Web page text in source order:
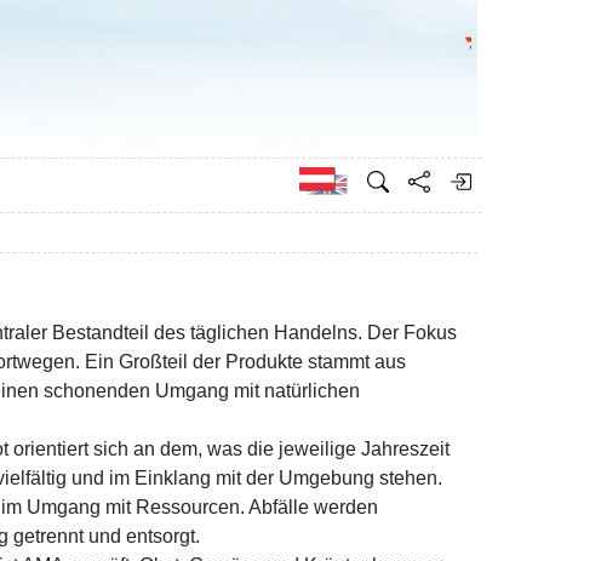
Englisch
Bestandteil des täglichen Handelns. Der Fokus
Ein Großteil der Produkte stammt aus
schonenden Umgang mit natürlichen
sich an dem, was die jeweilige Jahreszeit
und im Einklang mit der Umgebung stehen.
Umgang mit Ressourcen. Abfälle werden
getrennt und entsorgt.